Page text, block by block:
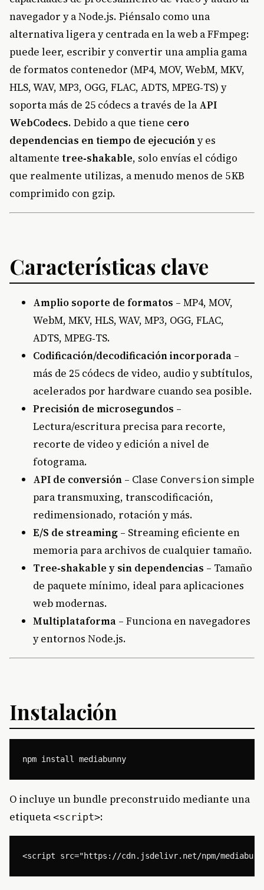
navegador y a Node.js. Piénsalo como una
alternativa ligera y centrada en la web a FFmpeg:
puede leer, escribir y convertir una amplia gama
de formatos contenedor (MP4, MOV, WebM, MKV,
HLS, WAV, MP3, OGG, FLAC, ADTS, MPEG‑TS) y
soporta más de 25 códecs a través de laAPI
WebCodecs. Debido a que tiene cero
dependencias en tiempo de ejecucióny es
altamente tree‑shakable, solo envías el código
que realmente utilizas, a menudo menos de 5 KB
comprimido con gzip.
Características clave
Amplio soporte de formatos – MP4, MOV,
WebM, MKV, HLS, WAV, MP3, OGG, FLAC,
ADTS, MPEG‑TS.
Codificación/decodificación incorporada –
más de 25 códecs de video, audio y subtítulos,
acelerados por hardware cuando sea posible.
Precisión de microsegundos –
Lectura/escritura precisa para recorte,
recorte de video y edición a nivel de
fotograma.
API de conversión – Clase Conversion simple
para transmuxing, transcodificación,
redimensionado, rotación y más.
E/S de streaming – Streaming eficiente en
memoria para archivos de cualquier tamaño.
Tree‑shakable y sin dependencias – Tamaño
de paquete mínimo, ideal para aplicaciones
web modernas.
Multiplataforma – Funciona en navegadores
y entornos Node.js.
Instalación
O incluye un bundle preconstruido mediante una
etiqueta<script>: